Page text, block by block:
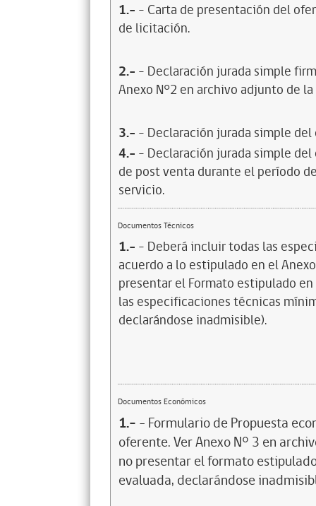
1.- - Carta de presentación del
de licitación.
2.- - Declaración jurada simple
Anexo N°2 en archivo adjunto de
3.- - Declaración jurada simple
4.- - Declaración jurada simple
de post venta durante el período
servicio.
Documentos Técnicos
1.- - Deberá incluir todas las
acuerdo a lo estipulado en el
presentar el Formato estipulado
las especificaciones técnicas
declarándose inadmisible).
Documentos Económicos
1.- - Formulario de Propuesta
oferente. Ver Anexo N° 3 en
no presentar el formato
evaluada, declarándose